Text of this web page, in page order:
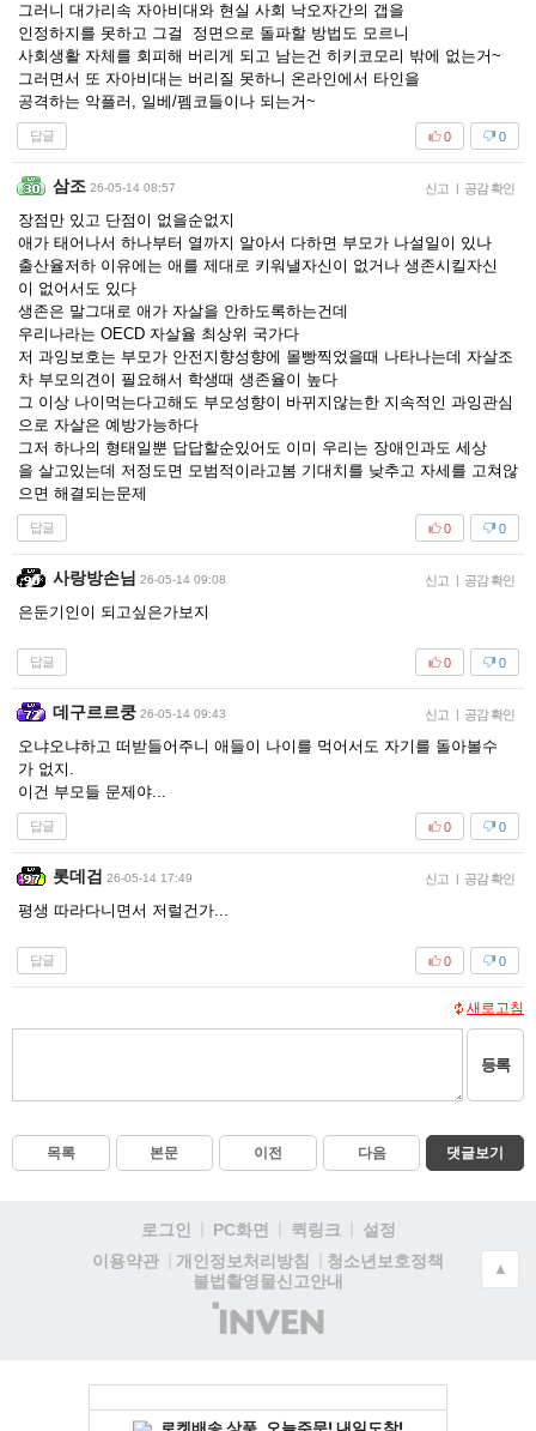
그러니 대가리속 자아비대와 현실 사회 낙오자간의 갭을
인정하지를 못하고 그걸 정면으로 돌파할 방법도 모르니
사회생활 자체를 회피해 버리게 되고 남는건 히키코모리 밖에 없는거~
그러면서 또 자아비대는 버리질 못하니 온라인에서 타인을
공격하는 악플러, 일베/펨코들이나 되는거~
답글 0
0
삼조 26-05-14 08:57 신고 | 공감 확인
장점만 있고 단점이 없을순없지
애가 태어나서 하나부터 열까지 알아서 다하면 부모가 나설일이 있나
출산율저하 이유에는 애를 제대로 키워낼자신이 없거나 생존시킬자신
이 없어서도 있다
생존은 말그대로 애가 자살을 안하도록하는건데
우리나라는 OECD 자살율 최상위 국가다
저 과잉보호는 부모가 안전지향성향에 몰빵찍었을때 나타나는데 자살조
차 부모의견이 필요해서 학생때 생존율이 높다
그 이상 나이먹는다고해도 부모성향이 바뀌지않는한 지속적인 과잉관심
으로 자살은 예방가능하다
그저 하나의 형태일뿐 답답할순있어도 이미 우리는 장애인과도 세상
을 살고있는데 저정도면 모범적이라고봄 기대치를 낮추고 자세를 고쳐않
으면 해결되는문제
답글 0
0
사랑방손님 26-05-14 09:08 신고 | 공감 확인
은둔기인이 되고싶은가보지
답글 0
0
데구르르쿵 26-05-14 09:43 신고 | 공감 확인
오냐오냐하고 떠받들어주니 애들이 나이를 먹어서도 자기를 돌아볼수
가 없지.
이건 부모들 문제야...
답글 0
0
롯데검 26-05-14 17:49 신고 | 공감 확인
평생 따라다니면서 저럴건가...
답글 0
0
새로고침
등록
목록 본문 이전 다음 댓글보기
로그인 PC화면 퀵링크
설정
이용약관
개인정보처리방침
청소년보호정책
불법촬영물신고안내
(주)
인
▲